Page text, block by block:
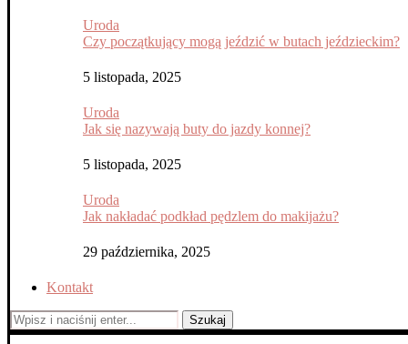
Uroda
Czy początkujący mogą jeździć w butach jeździeckim?
5 listopada, 2025
Uroda
Jak się nazywają buty do jazdy konnej?
5 listopada, 2025
Uroda
Jak nakładać podkład pędzlem do makijażu?
29 października, 2025
Kontakt
Szukaj